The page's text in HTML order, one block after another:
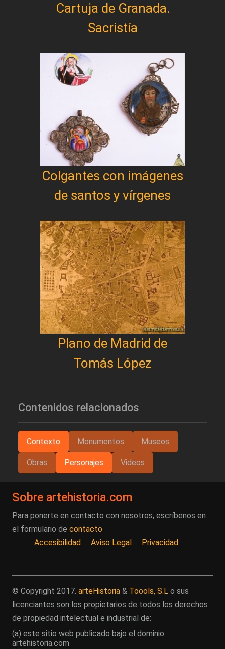
Cartuja de Granada.
Sacristía
Colgantes con imágenes
de santos y vírgenes
Plano de Madrid de
Tomás López
Contenidos relacionados
Contexto Monumentos Museos
Obras Personajes Videos
Sobre artehistoria.com
Para ponerte en contacto con nosotros, escríbenos en
el formulario de contacto
Accesibilidad
Aviso Legal Privacidad
© Copyright 2017. arteHistoria & Toools, S.L o sus
licenciantes son los propietarios de todos los derechos
de propiedad intelectual e industrial de:
(a) este sitio web publicado bajo el dominio
artehistoria.com